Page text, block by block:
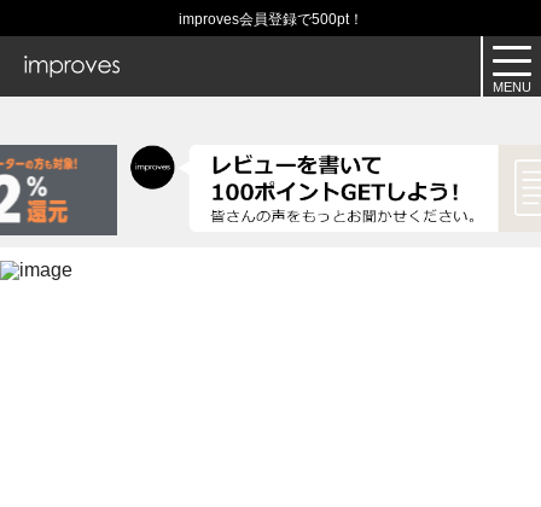
improves会員登録で500pt！